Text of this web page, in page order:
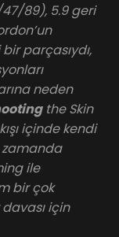
89), 5.9 geri
bir parçasıydı,
neden
the Skin
içinde kendi
zamanda
ile
bir çok
için